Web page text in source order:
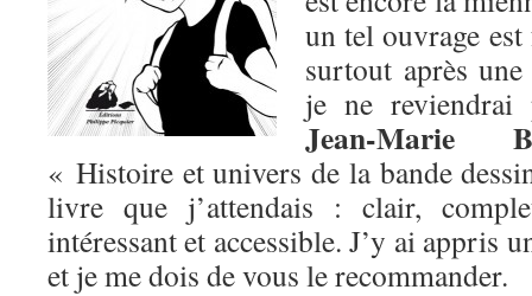
un tel ouvrage
surtout après
je ne
Jean-Marie
« Histoire et univers de la bande
livre que j’attendais : clair,
intéressant et accessible. J’y ai appris
et je me dois de vous le recommander.